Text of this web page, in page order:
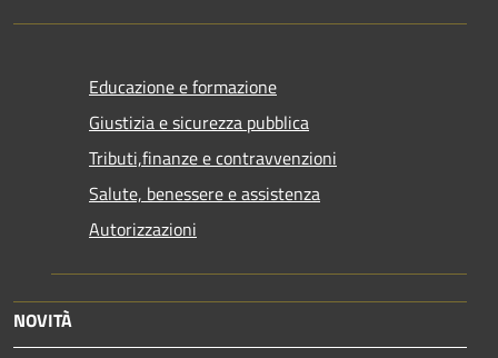
Educazione e formazione
Giustizia e sicurezza pubblica
Tributi,finanze e contravvenzioni
Salute, benessere e assistenza
Autorizzazioni
NOVITÀ